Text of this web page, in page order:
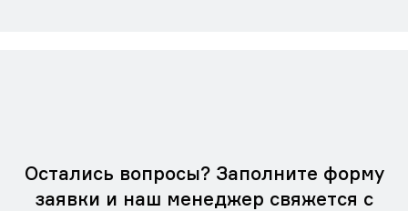
Остались вопросы? Заполните форму
заявки и наш менеджер свяжется с